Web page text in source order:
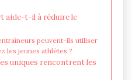
aide-t-il à réduire le
peuvent-ils utiliser
les jeunes athlètes ?
uniques rencontrent les